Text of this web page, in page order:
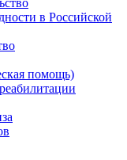
в Российской
помощь)